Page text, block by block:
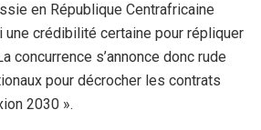
en République Centrafricaine
une crédibilité certaine pour répliquer
concurrence s’annonce donc rude
pour décrocher les contrats
2030 ».